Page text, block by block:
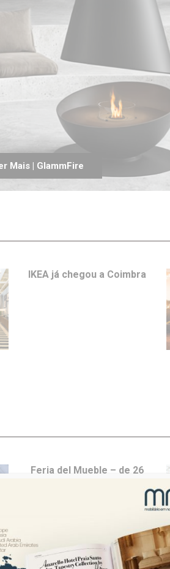
Mais | GlammFire
IKEA já chegou a Coimbra
Feria del Mueble – de 26